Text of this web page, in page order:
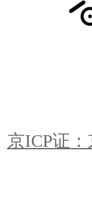
京ICP证：